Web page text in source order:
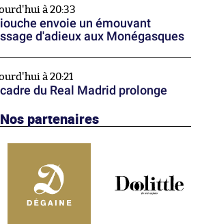
à 20:33
envoie un émouvant
d'adieux aux Monégasques
à 20:21
du Real Madrid prolonge
Nos partenaires